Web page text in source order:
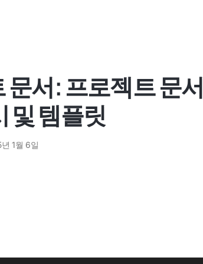
문서: 프로젝트 문서
및 템플릿
1월 6일